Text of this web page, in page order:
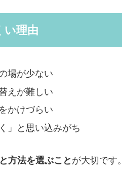
い理由
場が少ない
えが難しい
かけづらい
」と思い込みがち
方法を選ぶことが大切です。